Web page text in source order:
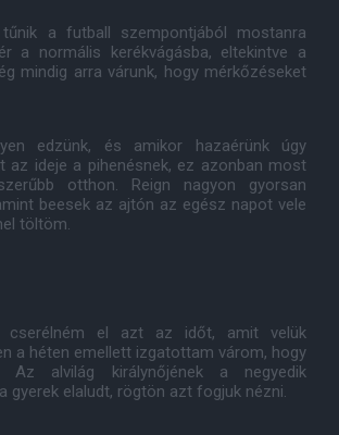
a futball szempontjából mostanra
a normális kerékvágásba, eltekintve a
mindig arra várunk, hogy mérkőzéseket
edzünk, és amikor hazaérünk úgy
az ideje a pihenésnek, ez azonban most
otthon. Reign nagyon gyorsan
beesek az ajtón az egész napot vele
töltöm.
cserélném el azt az időt, amit velük
a héten emellett izgatottam várom, hogy
Az alvilág királynőjének a negyedik
gyerek elaludt, rögtön azt fogjuk nézni.